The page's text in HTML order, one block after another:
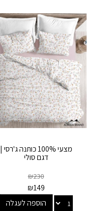
מצעי 100% כותנה ג'רסי |
דגם סולי
₪230
₪149
הוספה לעגלה